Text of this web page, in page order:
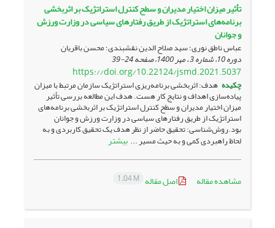
تأثیر میزان اختیار مدیران و سطح کنترل استراتژیک بر اثربخشی
برنامه‌های استراتژیک از طریق رفتارهای سیاسی در وزارت ورزش
و جوانان
عباس ناطق نوری؛ سید صلاح الدین نقشبندی؛ محسن باقریان
دوره 10، شماره 3 ، مهر 1400، صفحه 24-39
https://doi.org/10.22124/jsmd.2021.5037
چکیده هدف: اثربخشی برنامه­‌ریزی استراتژیک سازمان مرتبط با میزان
پیاده‌سازی اهداف و نتایج کار هست. هدف این مطالعه بررسی تأثیر
میزان اختیار مدیران و سطح کنترل استراتژیک بر اثربخشی برنامه­‌های
استراتژیک از طریق رفتارهای سیاسی در وزارت ورزش و جوانان
بود.روش‌شناسی: تحقیق حاضر از نظر هدف یک تحقیق کاربردی و به
لحاظ راهبردی کمی و به حیث مسیر ... بیشتر
مشاهده مقاله اصل مقاله 1.04 M